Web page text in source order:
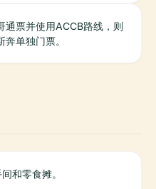
通票并使用ACCB路线，则
单独门票。
和零食摊。